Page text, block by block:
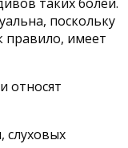
поскольку
правило, имеет
относят
слуховых